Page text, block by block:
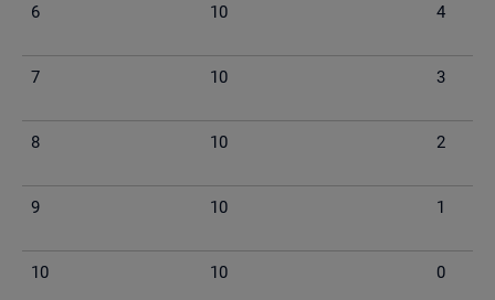
6 10 4
7 10 3
8 10 2
9 10 1
10 10 0